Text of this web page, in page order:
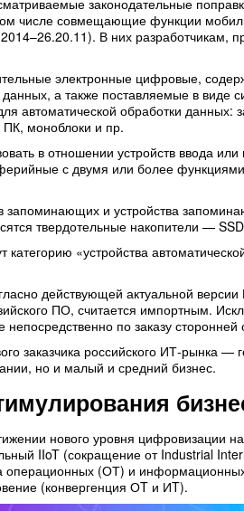
законодательные
числе совмещающие функции
В них разработчикам,
электронные цифровые,
а также поставляемые в
автоматической обработки
ПК, моноблоки и пр.
в отношении устройств ввода
с двумя или более
запоминающих и устройства
твердотельные накопители —
«устройства
действующей актуальной
ПО, считается импортным.
по заказу
заказчика российского ИТ-рынка
но и малый и средний бизнес.
нового уровня цифровизации
IIoT (сокращение от Industrial
операционных (ОТ) и
(конвергенция ОT и ИT).